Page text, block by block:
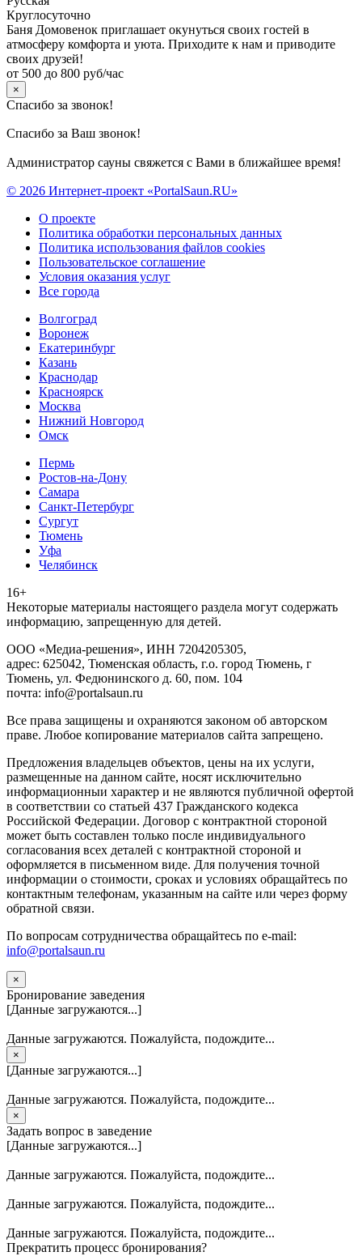
Круглосуточно
Баня Домовенок приглашает окунуться своих гостей в
атмосферу комфорта и уюта. Приходите к нам и приводите
своих друзей!
от 500 до 800 руб/час
×
Спасибо за звонок!
Спасибо за Ваш звонок!
Администратор сауны свяжется с Вами в ближайшее время!
© 2026 Интернет-проект «PortalSaun.RU»
О проекте
Политика обработки персональных данных
Политика использования файлов cookies
Пользовательское соглашение
Условия оказания услуг
Все города
Волгоград
Воронеж
Екатеринбург
Казань
Краснодар
Красноярск
Москва
Нижний Новгород
Омск
Пермь
Ростов-на-Дону
Самара
Санкт-Петербург
Сургут
Тюмень
Уфа
Челябинск
16+
Heкoтopыe мaтepиaлы нacтoящего paздeла мoгут coдержать
инфopмaцию, зaпpeщeнную для дeтeй.
ООО «Медиа-решения», ИНН 7204205305,
адрес: 625042, Тюменская область, г.о. город Тюмень, г
Тюмень, ул. Федюнинского д. 60, пом. 104
почта: info@portalsaun.ru
Вce прaвa зaщищeны и oxpaняютcя зaкoнoм oб aвтopcкoм
прaве. Любoe кoпиpoвaниe мaтepиaлов caйтa зaпpeщeнo.
Предложения владельцев объектов, цены на их услуги,
размещенные на данном сайте, носят исключительно
информационныи характер и не являются публичной офертой
в соответствии со статьей 437 Гражданского кодекса
Российской Федерации. Договор с контрактной стороной
может быть составлен только после индивидуального
согласования всех деталей с контрактной стороной и
оформляется в письменном виде. Для получения точной
информации о стоимости, сроках и условиях обращайтесь по
контактным телефонам, указанным на сайте или через форму
обратной связи.
По вопросам сотрудничества обращайтесь по e-mail:
info@portalsaun.ru
×
Бронирование заведения
[Данные загружаются...]
Данные загружаются. Пожалуйста, подождите...
×
[Данные загружаются...]
Данные загружаются. Пожалуйста, подождите...
×
Задать вопрос в заведение
[Данные загружаются...]
Данные загружаются. Пожалуйста, подождите...
Данные загружаются. Пожалуйста, подождите...
Данные загружаются. Пожалуйста, подождите...
Прекратить процесс бронирования?